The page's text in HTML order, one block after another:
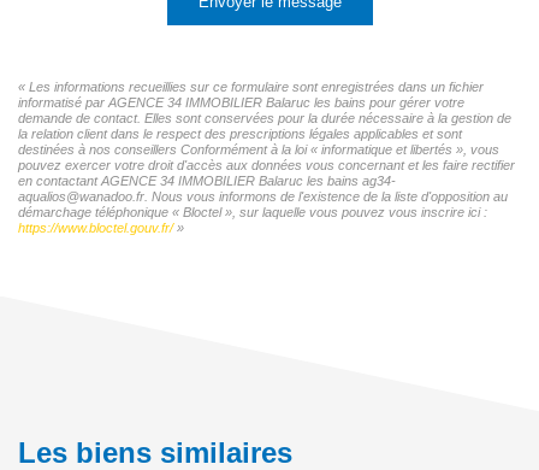
« Les informations recueillies sur ce formulaire sont enregistrées dans un fichier
informatisé par AGENCE 34 IMMOBILIER Balaruc les bains pour gérer votre
demande de contact. Elles sont conservées pour la durée nécessaire à la gestion de
la relation client dans le respect des prescriptions légales applicables et sont
destinées à nos conseillers Conformément à la loi « informatique et libertés », vous
pouvez exercer votre droit d'accès aux données vous concernant et les faire rectifier
en contactant AGENCE 34 IMMOBILIER Balaruc les bains ag34-
aqualios@wanadoo.fr. Nous vous informons de l'existence de la liste d'opposition au
démarchage téléphonique « Bloctel », sur laquelle vous pouvez vous inscrire ici :
https://www.bloctel.gouv.fr/»
Les biens similaires